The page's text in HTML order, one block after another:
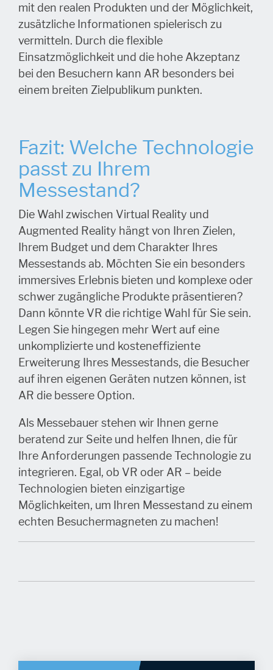
mit den realen Produkten und der Möglichkeit,
zusätzliche Informationen spielerisch zu
vermitteln. Durch die flexible
Einsatzmöglichkeit und die hohe Akzeptanz
bei den Besuchern kann AR besonders bei
einem breiten Zielpublikum punkten.
Fazit: Welche Technologie
passt zu Ihrem
Messestand?
Die Wahl zwischen Virtual Reality und
Augmented Reality hängt von Ihren Zielen,
Ihrem Budget und dem Charakter Ihres
Messestands ab. Möchten Sie ein besonders
immersives Erlebnis bieten und komplexe oder
schwer zugängliche Produkte präsentieren?
Dann könnte VR die richtige Wahl für Sie sein.
Legen Sie hingegen mehr Wert auf eine
unkomplizierte und kosteneffiziente
Erweiterung Ihres Messestands, die Besucher
auf ihren eigenen Geräten nutzen können, ist
AR die bessere Option.
Als Messebauer stehen wir Ihnen gerne
beratend zur Seite und helfen Ihnen, die für
Ihre Anforderungen passende Technologie zu
integrieren. Egal, ob VR oder AR – beide
Technologien bieten einzigartige
Möglichkeiten, um Ihren Messestand zu einem
echten Besuchermagneten zu machen!